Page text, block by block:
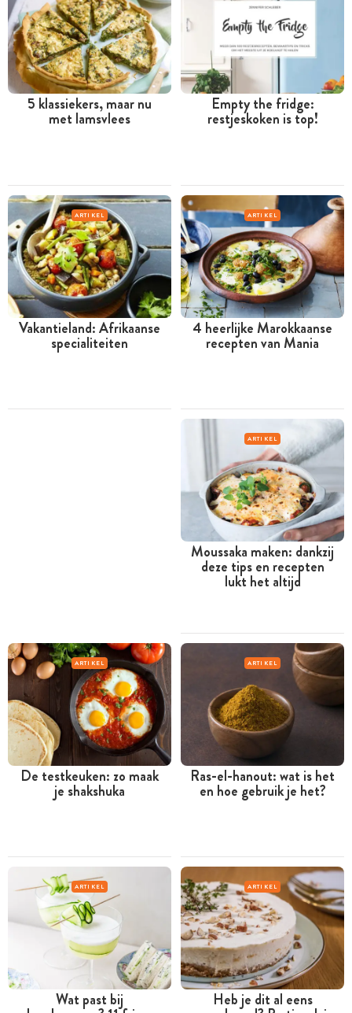
5 klassiekers, maar nu
met lamsvlees
Empty the fridge:
restjeskoken is top!
ARTIKEL
Vakantieland: Afrikaanse
specialiteiten
ARTIKEL
4 heerlijke Marokkaanse
recepten van Mania
ARTIKEL
Moussaka maken: dankzij
deze tips en recepten
lukt het altijd
ARTIKEL
De testkeuken: zo maak
je shakshuka
ARTIKEL
Ras-el-hanout: wat is het
en hoe gebruik je het?
ARTIKEL
Wat past bij
ARTIKEL
Heb je dit al eens